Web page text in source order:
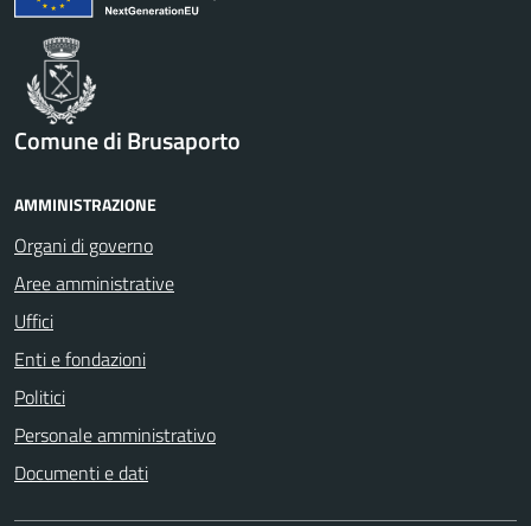
Comune di Brusaporto
AMMINISTRAZIONE
Organi di governo
Aree amministrative
Uffici
Enti e fondazioni
Politici
Personale amministrativo
Documenti e dati